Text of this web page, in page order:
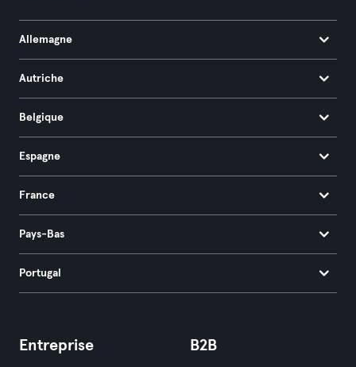
Allemagne
Autriche
Belgique
Espagne
France
Pays-Bas
Portugal
Entreprise B2B